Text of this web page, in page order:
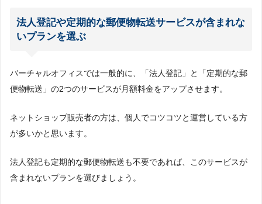
法人登記や定期的な郵便物転送サービスが含まれな
いプランを選ぶ
バーチャルオフィスでは一般的に、「法人登記」と「定期的な郵
便物転送」の2つのサービスが月額料金をアップさせます。
ネットショップ販売者の方は、個人でコツコツと運営している方
が多いかと思います。
法人登記も定期的な郵便物転送も不要であれば、このサービスが
含まれないプランを選びましょう。